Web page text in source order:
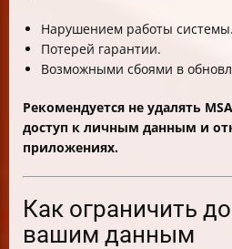
Нарушением работы системы.
Потерей гарантии.
Возможными сбоями в
Рекомендуется не удалять
доступ к личным данным и
приложениях.
Как ограничить
вашим данным